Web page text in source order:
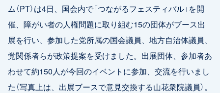
ム（PT）は4日、国会内で「つながるフェスティバル」を開
催、障がい者の人権問題に取り組む15の団体がブース出
展を行い、参加した党所属の国会議員、地方自治体議員、
党関係者らが政策提案を受けました。出展団体、参加者あ
わせて約150人が今回のイベントに参加、交流を行いまし
た（写真上は、出展ブースで意見交換する山花衆院議員）。